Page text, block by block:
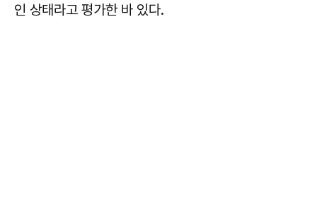
인 상태라고 평가한 바 있다.